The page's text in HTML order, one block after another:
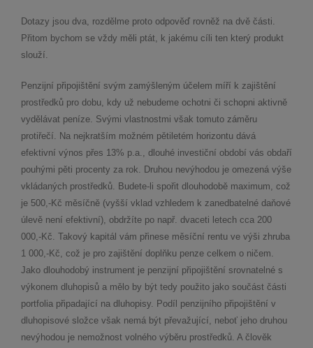
Dotazy jsou dva, rozdělme proto odpověď rovněž na dvě části.
Přitom bychom se vždy měli ptát, k jakému cíli ten který produkt
slouží.
Penzijní připojištění svým zamýšleným účelem míří k zajištění
prostředků pro dobu, kdy už nebudeme ochotni či schopni aktivně
vydělávat peníze. Svými vlastnostmi však tomuto záměru
protiřečí. Na nejkratším možném pětiletém horizontu dává
efektivní výnos přes 13% p.a., dlouhé investiční období vás obdaří
pouhými pěti procenty za rok. Druhou nevýhodou je omezená výše
vkládaných prostředků. Budete-li spořit dlouhodobě maximum, což
je 500,-Kč měsíčně (vyšší vklad vzhledem k zanedbatelné daňové
úlevě není efektivní), obdržíte po např. dvaceti letech cca 200
000,-Kč. Takový kapitál vám přinese měsíční rentu ve výši zhruba
1 000,-Kč, což je pro zajištění doplňku penze celkem o ničem.
Jako dlouhodobý instrument je penzijní připojištění srovnatelné s
výkonem dluhopisů a mělo by být tedy použito jako součást části
portfolia připadající na dluhopisy. Podíl penzijního připojištění v
dluhopisové složce však nemá být převažující, neboť jeho druhou
nevýhodou je nemožnost volného výběru prostředků. A člověk